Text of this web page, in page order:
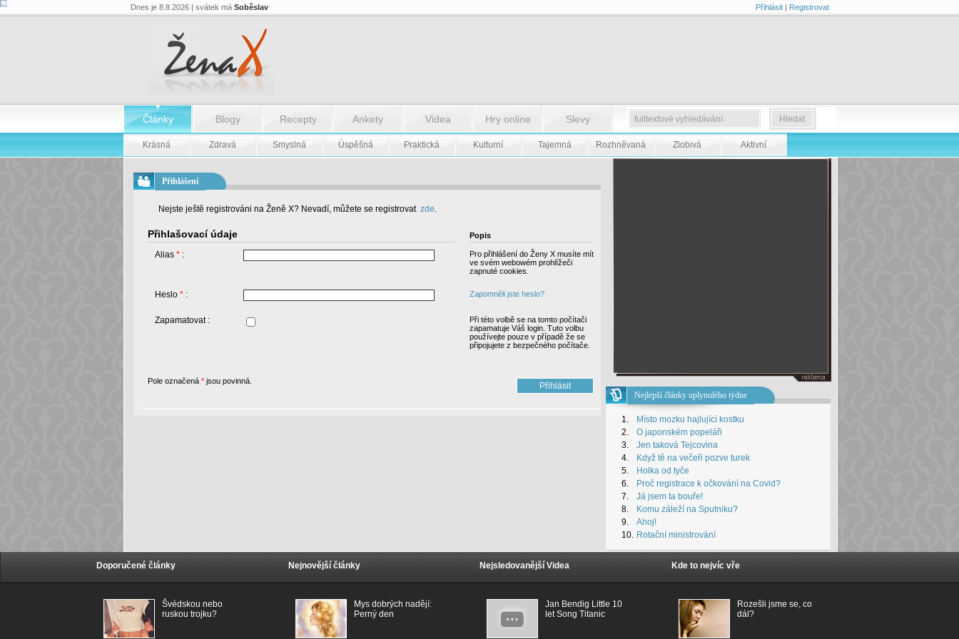
Dnes je 8.8.2026 | svátek má Soběslav Přihlásit| Registrovat
Články Blogy Recepty Ankety Videa Hry online Slevy
Krásná Zdravá Smyslná Úspěšná Praktická Kulturní Tajemná Rozhněvaná Zlobivá Aktivní
Přihlášení
Nejste ještě registrováni na Ženě X? Nevadí, můžete se registrovat zde.
Přihlašovací údaje Popis
Alias *:
Pro přihlášení do Ženy X musíte mít
ve svém webowém prohlížeči
zapnuté cookies.
Heslo *: Zapomněli jste heslo?
Zapamatovat :
Při této volbě se na tomto počítači
zapamatuje Váš login. Tuto volbu
používejte pouze v případě že se
připojujete z bezpečného počítače.
Pole označená *jsou povinná.
Nejlepší články uplynulého týdne
1.
Místo mozku hajlující kostku
2.
O japonském popeláři
3.
Jen taková Tejcovina
4.
Když tě na večeři pozve turek
5.
Holka od tyče
6.
Proč registrace k očkování na Covid?
7.
Já jsem ta bouře!
8.
Komu záleží na Sputniku?
9.
Ahoj!
10. Rotační ministrování
Doporučené články
Švédskou nebo
ruskou trojku?
Nejnovější články
Mys dobrých nadějí:
Perný den
Nejsledovanější Videa
Jan Bendig Little 10
let Song Titanic
Kde to nejvíc vře
Rozešli jsme se, co
dál?